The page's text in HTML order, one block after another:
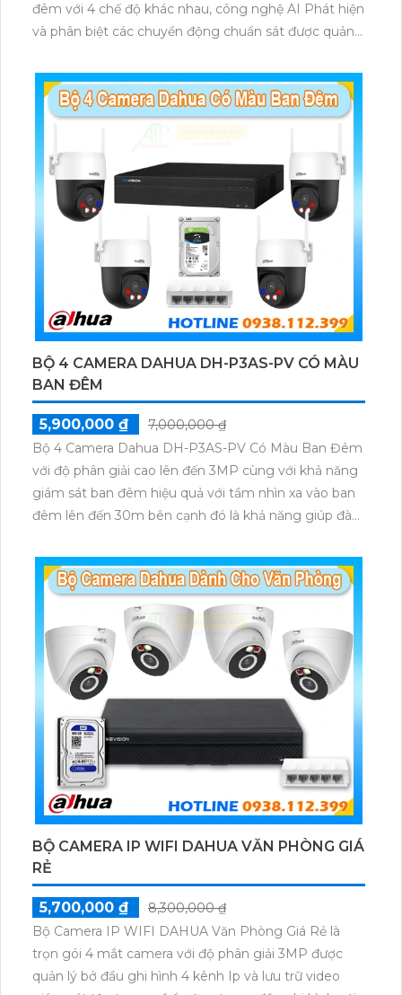
đêm với 4 chế độ khác nhau, công nghệ AI Phát hiện
và phân biệt các chuyển động chuẩn sát được quản
BỘ 4 CAMERA DAHUA DH-P3AS-PV CÓ MÀU
BAN ĐÊM
5,900,000 ₫
7,000,000 ₫
Bộ 4 Camera Dahua DH-P3AS-PV Có Màu Ban Đêm
với độ phân giải cao lên đến 3MP cùng với khả năng
giám sát ban đêm hiệu quả với tầm nhìn xa vào ban
đêm lên đến 30m bên cạnh đó là khả năng giúp đàm
động khi phát hiện xâm nhập
BỘ CAMERA IP WIFI DAHUA VĂN PHÒNG GIÁ
RẺ
5,700,000 ₫
8,300,000 ₫
Bộ Camera IP WIFI DAHUA Văn Phòng Giá Rẻ là
trọn gói 4 mắt camera với độ phân giải 3MP được
quản lý bở đầu ghi hình 4 kênh Ip và lưu trữ video